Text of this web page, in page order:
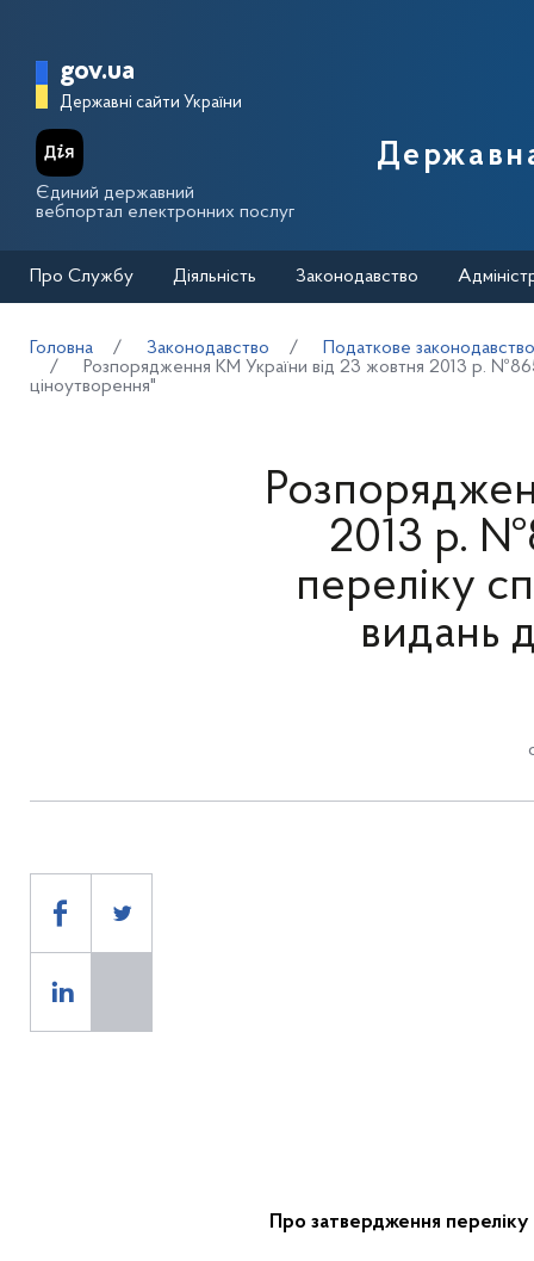
Головна сторінка Державної
gov.ua
Державні сайти України
Єдиний державний
вебпортал електронних послуг
Про Службу Діяльність Законодавство
Головна Законодавство
Податкове законодавство
Розпорядження КМ України від 23 жовтня 2013 р.
ціноутворення"
2013 р.
переліку
видань
Про затвердження переліку